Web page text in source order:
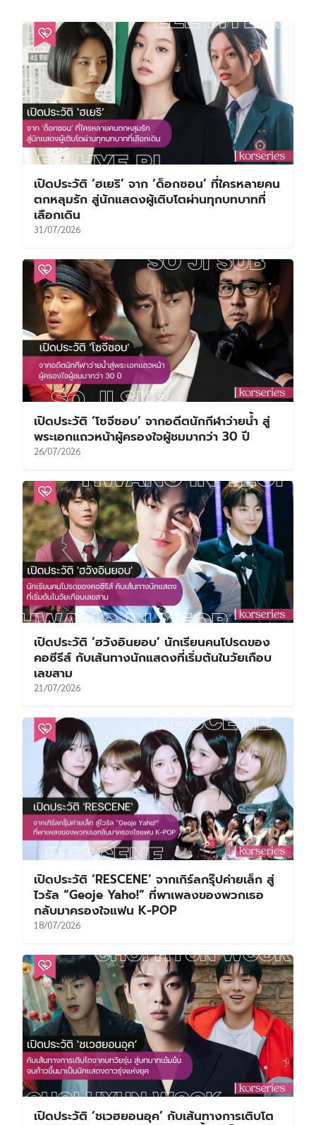
เปิดประวัติ ‘ฮเยริ’ จาก ‘ด็อกซอน’ ที่ใครหลายคน
ตกหลุมรัก สู่นักแสดงผู้เติบโตผ่านทุกบทบาทที่
เลือกเดิน
31/07/2026
เปิดประวัติ ‘โซจีซอบ’ จากอดีตนักกีฬาว่ายน้ำ สู่
พระเอกแถวหน้าผู้ครองใจผู้ชมมากว่า 30 ปี
26/07/2026
เปิดประวัติ ‘ฮวังอินยอบ’ นักเรียนคนโปรดของ
คอซีรีส์ กับเส้นทางนักแสดงที่เริ่มต้นในวัยเกือบ
เลขสาม
21/07/2026
เปิดประวัติ ‘RESCENE’ จากเกิร์ลกรุ๊ปค่ายเล็ก สู่
ไวรัล “Geoje Yaho!” ที่พาเพลงของพวกเธอ
กลับมาครองใจแฟน K-POP
18/07/2026
เปิดประวัติ ‘ชเวฮยอนอุค’ กับเส้นทางการเติบโต